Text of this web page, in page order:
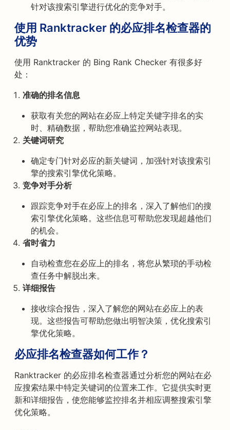
针对该搜索引擎进行优化的竞争对手。
使用 Ranktracker 的必应排名检查器的
优势
使用 Ranktracker 的 Bing Rank Checker 有很多好
处：
准确的排名信息
获取有关您的网站在必应上特定关键字排名的实
时、精确数据，帮助您准确监控网站表现。
关键词研究
确定专门针对必应的新关键词，加强针对该搜索引
擎的搜索引擎优化策略。
竞争对手分析
跟踪竞争对手在必应上的排名，深入了解他们的搜
索引擎优化策略。这些信息可帮助您发现超越他们
的机会。
省时省力
自动检查您在必应上的排名，将您从繁琐的手动检
查任务中解脱出来。
详细报告
接收综合报告，深入了解您的网站在必应上的表
现。这些报告可帮助您做出明智决策，优化搜索引
擎优化策略。
必应排名检查器如何工作？
Ranktracker 的必应排名检查器通过分析您的网站在必
应搜索结果中特定关键词的位置来工作。它提供实时更
新和详细报告，使您能够监控排名并相应调整搜索引擎
优化策略。